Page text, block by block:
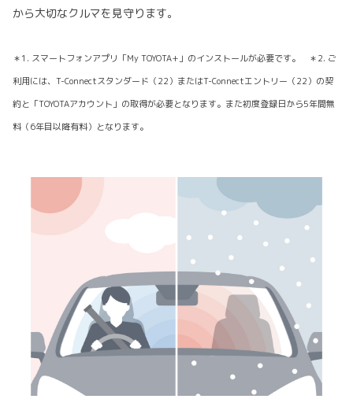
から大切なクルマを見守ります。
＊1. スマートフォンアプリ「My TOYOTA+」のインストールが必要です。 ＊2. ご
利用には、T-Connectスタンダード（22）またはT-Connectエントリー（22）の契
約と「TOYOTAアカウント」の取得が必要となります。また初度登録日から5年間無
料（6年目以降有料）となります。